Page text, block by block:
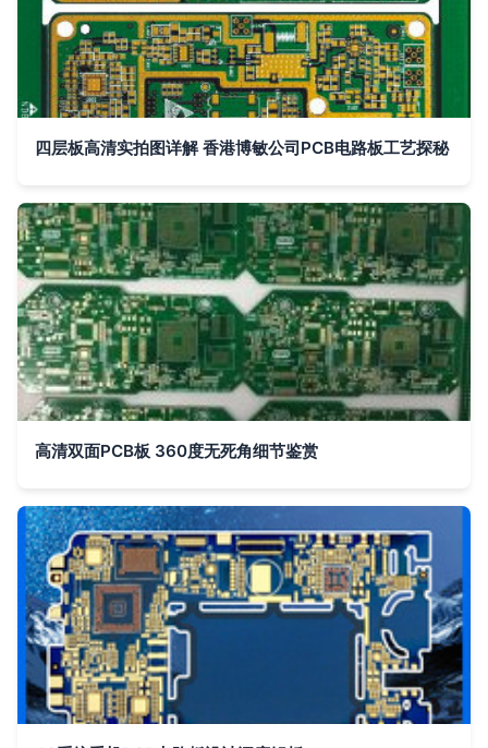
四层板高清实拍图详解 香港博敏公司PCB电路板工艺探秘
高清双面PCB板 360度无死角细节鉴赏